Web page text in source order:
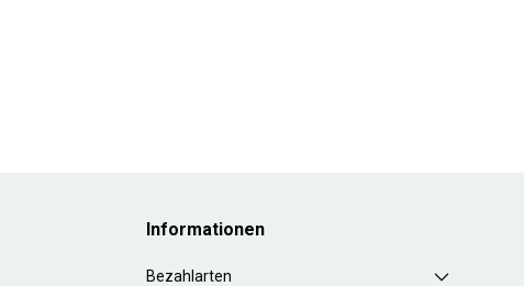
Informationen
Bezahlarten